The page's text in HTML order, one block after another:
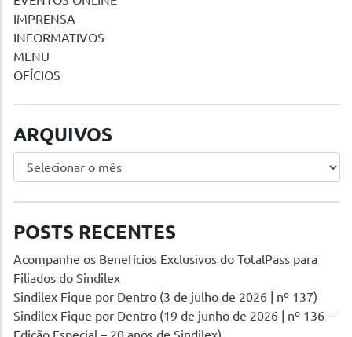
IMPRENSA
INFORMATIVOS
MENU
OFÍCIOS
ARQUIVOS
Arquivos
POSTS RECENTES
Acompanhe os Benefícios Exclusivos do TotalPass para
Filiados do Sindilex
Sindilex Fique por Dentro (3 de julho de 2026 | nº 137)
Sindilex Fique por Dentro (19 de junho de 2026 | nº 136 –